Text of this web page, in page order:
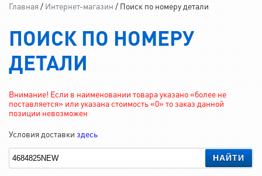
Главная / Интернет-магазин / Поиск по номеру детали
ПОИСК ПО НОМЕРУ
ДЕТАЛИ
Внимание! Если в наименовании товара указано «более не
поставляется» или указана стоимость «0» то заказ данной
позиции невозможен
Условия доставки здесь
НАЙТИ